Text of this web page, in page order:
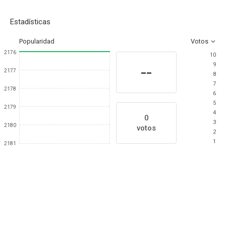
Estadísticas
Popularidad Votos
2176
2177
2178
2179
2180
2181
--
0
votos
10
9
8
7
6
5
4
3
2
1